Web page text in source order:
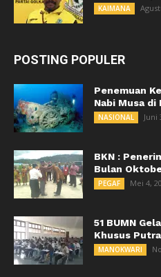
KAIMANA
POSTING POPULER
Penemuan
Nabi Musa di
NASIONAL Juni
BKN :
Bulan
PEGAF Mei 4,
51 BUMN
Khusus
MANOKWARI